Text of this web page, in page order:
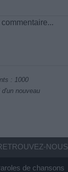
: 1000
nouveau
de chansons